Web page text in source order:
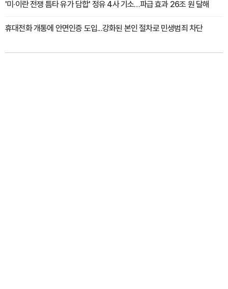
'미·이란 전쟁 틈타 유가 담합' 정유 4사 기소…파급 효과 26조 원 달해
휴대전화 개통에 안면인증 도입...강화된 본인 절차로 민생범죄 차단